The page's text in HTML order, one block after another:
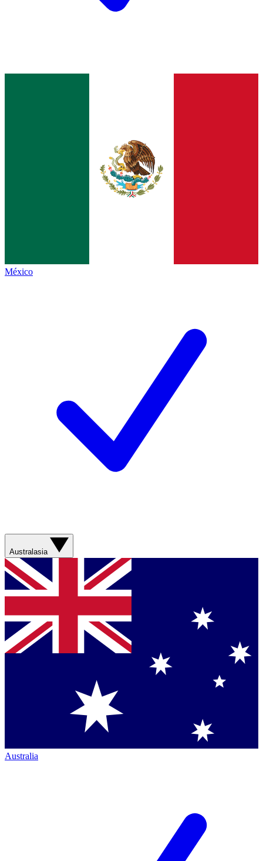
México
Australasia
Australia